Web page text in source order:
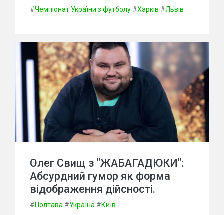
#Чемпіонат України з футболу #Харків #Львів
Олег Свищ з "ЖАБАГАДЮКИ":
Абсурдний гумор як форма
відображення дійсності.
#Полтава #Україна #Київ